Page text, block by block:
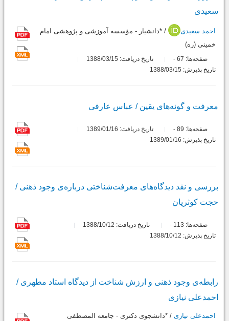
سعیدی
احمد سعیدی
/ *دانشیار - مؤسسه آموزشی و پژوهشی امام
خمینی (ره)
صفحه‌ها: 67
-
تاریخ دریافت: 1388/03/15
تاریخ پذیرش: 1388/03/15
معرفت و گونه‌های یقین / عباس عارفی
صفحه‌ها: 89
-
تاریخ دریافت: 1389/01/16
تاریخ پذیرش: 1389/01/16
بررسی و نقد دیدگاه‌های معرفت‌شناختی درباره‌ی وجود ذهنی /
حجت کوثریان
صفحه‌ها: 113
-
تاریخ دریافت: 1388/10/12
تاریخ پذیرش: 1388/10/12
رابطه‌ی وجود ذهنی و ارزش شناخت از دیدگاه استاد مطهری /
احمدعلی نیازی
احمدعلی نیازی / *دانشجوی دکتری - جامعه المصطفی